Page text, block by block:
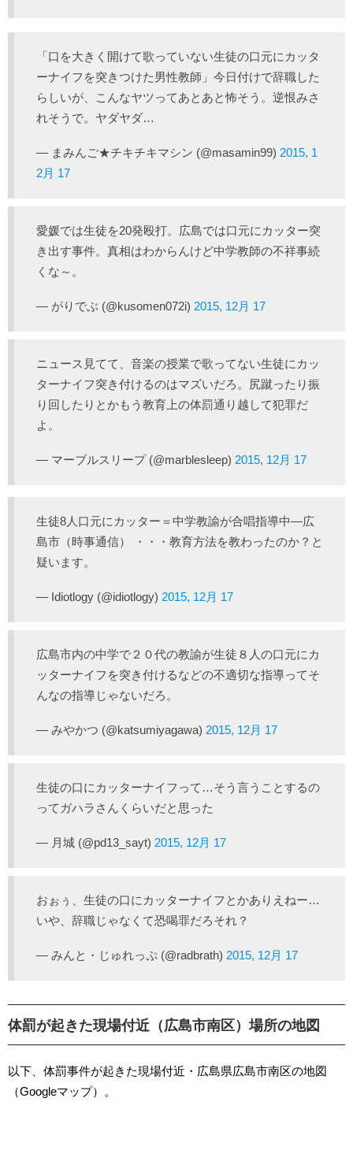
「口を大きく開けて歌っていない生徒の口元にカッタ
ーナイフを突きつけた男性教師」今日付けで辞職した
らしいが、こんなヤツってあとあと怖そう。逆恨みさ
れそうで。ヤダヤダ…
— まみんご★チキチキマシン (@masamin99) 2015, 1
2月 17
愛媛では生徒を20発殴打。広島では口元にカッター突
き出す事件。真相はわからんけど中学教師の不祥事続
くな～。
— がりでぶ (@kusomen072i) 2015, 12月 17
ニュース見てて、音楽の授業で歌ってない生徒にカッ
ターナイフ突き付けるのはマズいだろ。尻蹴ったり振
り回したりとかもう教育上の体罰通り越して犯罪だ
よ。
— マーブルスリープ (@marblesleep) 2015, 12月 17
生徒8人口元にカッター＝中学教諭が合唱指導中―広
島市（時事通信） ・・・教育方法を教わったのか？と
疑います。
— Idiotlogy (@idiotlogy) 2015, 12月 17
広島市内の中学で２０代の教諭が生徒８人の口元にカ
ッターナイフを突き付けるなどの不適切な指導ってそ
んなの指導じゃないだろ。
— みやかつ (@katsumiyagawa) 2015, 12月 17
生徒の口にカッターナイフって…そう言うことするの
ってガハラさんくらいだと思った
— 月城 (@pd13_sayt) 2015, 12月 17
おぉぅ、生徒の口にカッターナイフとかありえねー…
いや、辞職じゃなくて恐喝罪だろそれ？
— みんと・じゅれっぷ (@radbrath) 2015, 12月 17
体罰が起きた現場付近（広島市南区）場所の地図
以下、体罰事件が起きた現場付近・広島県広島市南区の地図
（Googleマップ）。